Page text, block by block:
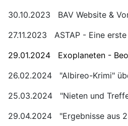
30.10.2023 BAV Website &
27.11.2023 ASTAP - Eine
29.01.2024 Exoplaneten -
26.02.2024 "Albireo-Krimi"
25.03.2024 "Nieten und
29.04.2024 "Ergebnisse aus